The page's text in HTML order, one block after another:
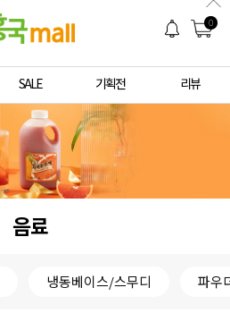
0
SALE 기획전 리뷰
음료
냉동베이스/스무디 파우